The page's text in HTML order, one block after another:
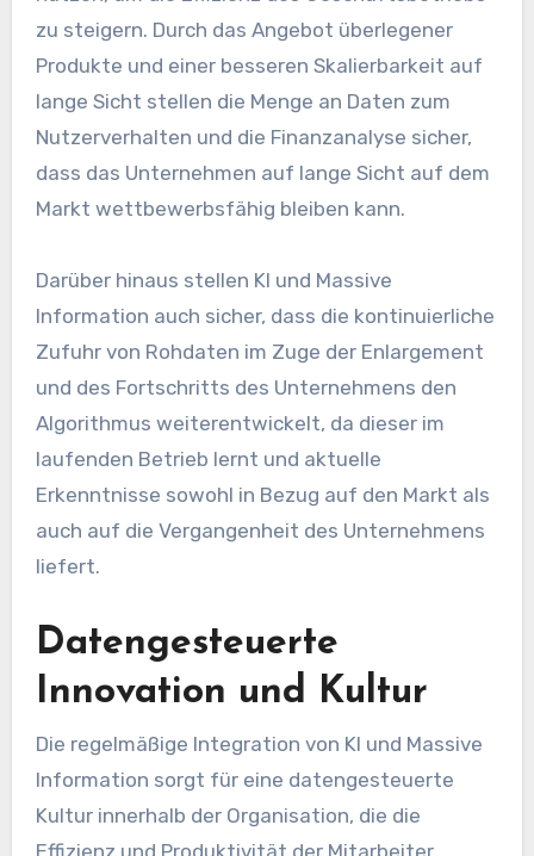
zu steigern. Durch das Angebot überlegener
Produkte und einer besseren Skalierbarkeit auf
lange Sicht stellen die Menge an Daten zum
Nutzerverhalten und die Finanzanalyse sicher,
dass das Unternehmen auf lange Sicht auf dem
Markt wettbewerbsfähig bleiben kann.
Darüber hinaus stellen KI und Massive
Information auch sicher, dass die kontinuierliche
Zufuhr von Rohdaten im Zuge der Enlargement
und des Fortschritts des Unternehmens den
Algorithmus weiterentwickelt, da dieser im
laufenden Betrieb lernt und aktuelle
Erkenntnisse sowohl in Bezug auf den Markt als
auch auf die Vergangenheit des Unternehmens
liefert.
Datengesteuerte
Innovation und Kultur
Die regelmäßige Integration von KI und Massive
Information sorgt für eine datengesteuerte
Kultur innerhalb der Organisation, die die
Effizienz und Produktivität der Mitarbeiter